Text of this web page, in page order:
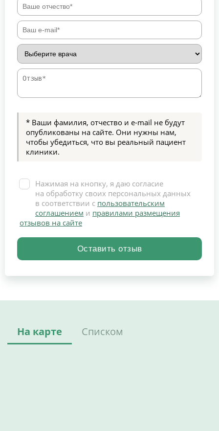
* Ваши фамилия, отчество и e-mail не будут
опубликованы на сайте. Они нужны нам,
чтобы убедиться, что вы реальный пациент
клиники.
Нажимая на кнопку, я даю согласие
на обработку своих персональных данных
в соответствии с пользовательским
соглашением и правилами размещения
отзывов на сайте
На карте Списком